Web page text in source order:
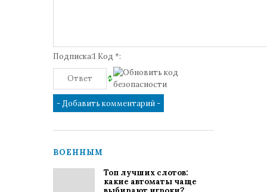
Подписка:1 Код *:
ВОЕННЫМ
Топ лучших слотов:
какие автоматы чаще